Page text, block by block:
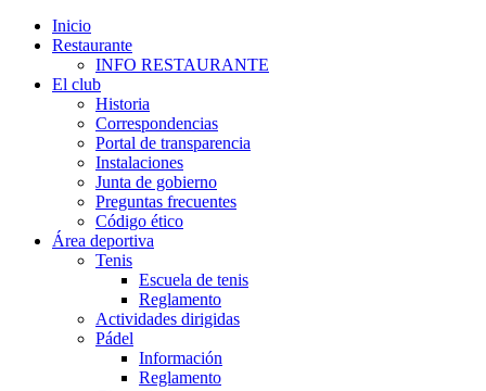
Inicio
Restaurante
INFO RESTAURANTE
El club
Historia
Correspondencias
Portal de transparencia
Instalaciones
Junta de gobierno
Preguntas frecuentes
Código ético
Área deportiva
Tenis
Escuela de tenis
Reglamento
Actividades dirigidas
Pádel
Información
Reglamento